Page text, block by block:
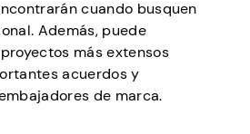
cuando busquen
Además, puede
más extensos
acuerdos y
de marca.